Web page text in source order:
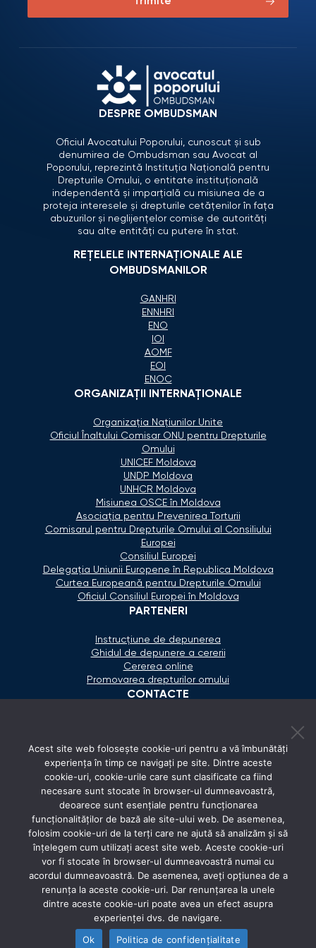
DESPRE OMBUDSMAN
Oficiul Avocatului Poporului, cunoscut și sub
denumirea de Ombudsman sau Avocat al
Poporului, reprezintă Instituția Națională pentru
Drepturile Omului, o entitate instituțională
independentă și imparțială cu misiunea de a
proteja interesele și drepturile cetățenilor în fața
abuzurilor și neglijențelor comise de autorități
sau alte entități cu putere în stat.
REȚELELE INTERNAȚIONALE ALE
OMBUDSMANILOR
GANHRI
ENNHRI
ENO
IOI
AOMF
EOI
ENOC
ORGANIZAŢII INTERNAŢIONALE
Organizaţia Naţiunilor Unite
Oficiul Înaltului Comisar ONU pentru Drepturile
Omului
UNICEF Moldova
UNDP Moldova
UNHCR Moldova
Misiunea OSCE în Moldova
Asociaţia pentru Prevenirea Torturii
Comisarul pentru Drepturile Omului al Consiliului
Europei
Consiliul Europei
Delegaţia Uniunii Europene în Republica Moldova
Curtea Europeană pentru Drepturile Omului
Oficiul Consiliul Europei în Moldova
PARTENERI
Instrucțiune de depunerea
Ghidul de depunere a cererii
Cererea online
Promovarea drepturilor omului
CONTACTE
secretariat@ombudsman.md
Strada Calea Ieşilor 11/3, Chişinău
Luni - Vineri: 08:00 - 17:00
REȚELE SOCIALE
© 2026 Avocatul Poporului Ombudsman. All rights
Acest site web folosește cookie-uri pentru a vă îmbunătăți
experiența în timp ce navigați pe site. Dintre aceste
cookie-uri, cookie-urile care sunt clasificate ca fiind
necesare sunt stocate în browser-ul dumneavoastră,
deoarece sunt esențiale pentru funcționarea
funcționalităților de bază ale site-ului web. De asemenea,
folosim cookie-uri de la terți care ne ajută să analizăm și să
înțelegem cum utilizați acest site web. Aceste cookie-uri
vor fi stocate în browser-ul dumneavoastră numai cu
acordul dumneavoastră. De asemenea, aveți opțiunea de a
renunța la aceste cookie-uri. Dar renunțarea la unele
dintre aceste cookie-uri poate avea un efect asupra
experienței dvs. de navigare.
Ok
Politica de confidențialitate